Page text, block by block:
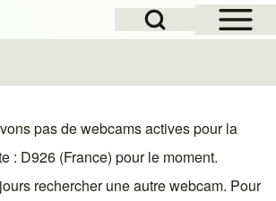
Open Sidebar
Open Search Block
pas de webcams actives pour la
: D926 (France) pour le moment.
rechercher une autre webcam. Pour